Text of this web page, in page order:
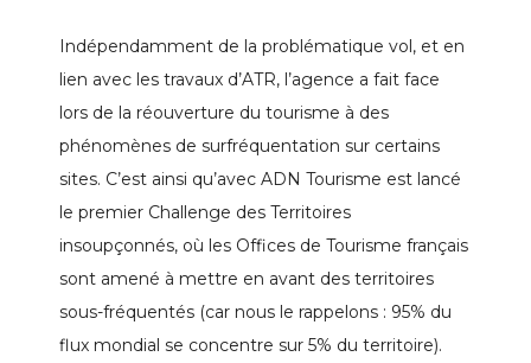
Indépendamment de la problématique vol, et en
lien avec les travaux d’ATR, l’agence a fait face
lors de la réouverture du tourisme à des
phénomènes de surfréquentation sur certains
sites. C’est ainsi qu’avec ADN Tourisme est lancé
le premier Challenge des Territoires
insoupçonnés, où les Offices de Tourisme français
sont amené à mettre en avant des territoires
sous-fréquentés (car nous le rappelons : 95% du
flux mondial se concentre sur 5% du territoire).